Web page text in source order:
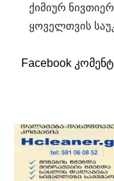
ქიმიურ
ყოველთვის
Facebook